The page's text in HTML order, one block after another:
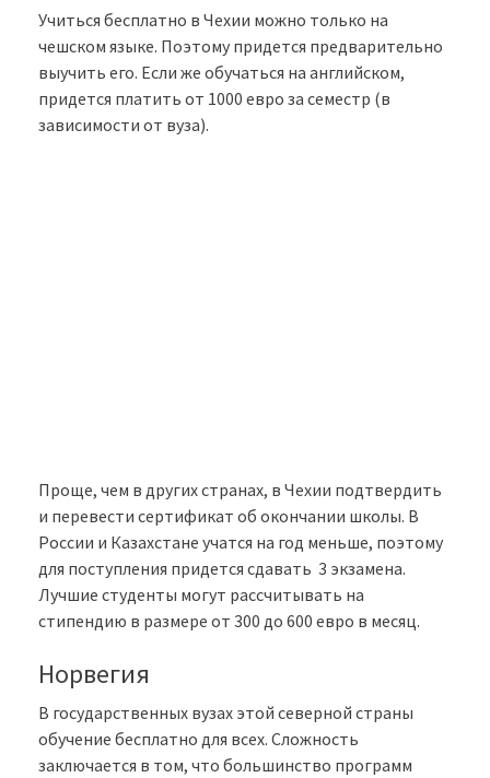
Учиться бесплатно в Чехии можно только на
чешском языке. Поэтому придется предварительно
выучить его. Если же обучаться на английском,
придется платить от 1000 евро за семестр (в
зависимости от вуза).
Проще, чем в других странах, в Чехии подтвердить
и перевести сертификат об окончании школы. В
России и Казахстане учатся на год меньше, поэтому
для поступления придется сдавать 3 экзамена.
Лучшие студенты могут рассчитывать на
стипендию в размере от 300 до 600 евро в месяц.
Норвегия
В государственных вузах этой северной страны
обучение бесплатно для всех. Сложность
заключается в том, что большинство программ